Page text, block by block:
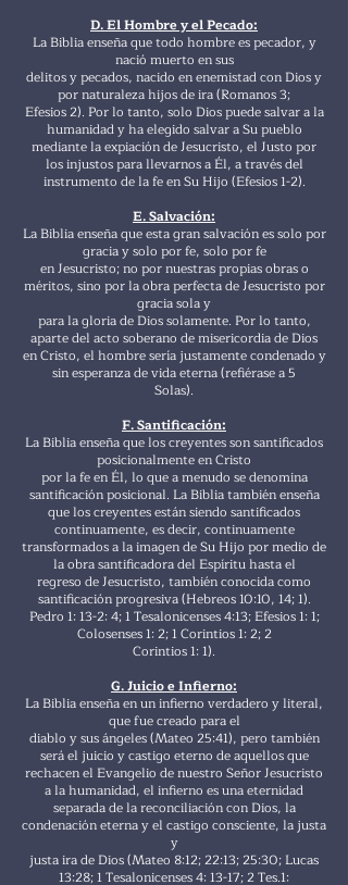
D. El Hombre y el Pecado:
La Biblia enseña que todo hombre es pecador, y
nació muerto en sus
delitos y pecados, nacido en enemistad con Dios y
por naturaleza hijos de ira (Romanos 3;
Efesios 2). Por lo tanto, solo Dios puede salvar a la
humanidad y ha elegido salvar a Su pueblo
mediante la expiación de Jesucristo, el Justo por
los injustos para llevarnos a Él, a través del
instrumento de la fe en Su Hijo (Efesios 1-2).
E. Salvación:
La Biblia enseña que esta gran salvación es solo por
gracia y solo por fe, solo por fe
en Jesucristo; no por nuestras propias obras o
méritos, sino por la obra perfecta de Jesucristo por
gracia sola y
para la gloria de Dios solamente. Por lo tanto,
aparte del acto soberano de misericordia de Dios
en Cristo, el hombre sería justamente condenado y
sin esperanza de vida eterna (refiérase a 5
Solas).
F. Santificación:
La Biblia enseña que los creyentes son santificados
posicionalmente en Cristo
por la fe en Él, lo que a menudo se denomina
santificación posicional. La Biblia también enseña
que los creyentes están siendo santificados
continuamente, es decir, continuamente
transformados a la imagen de Su Hijo por medio de
la obra santificadora del Espíritu hasta el
regreso de Jesucristo, también conocida como
santificación progresiva (Hebreos 10:10, 14; 1).
Pedro 1: 13-2: 4; 1 Tesalonicenses 4:13; Efesios 1: 1;
Colosenses 1: 2; 1 Corintios 1: 2; 2
Corintios 1: 1).
G. Juicio e Infierno:
La Biblia enseña en un infierno verdadero y literal,
que fue creado para el
diablo y sus ángeles (Mateo 25:41), pero también
será el juicio y castigo eterno de aquellos que
rechacen el Evangelio de nuestro Señor Jesucristo
a la humanidad, el infierno es una eternidad
separada de la reconciliación con Dios, la
condenación eterna y el castigo consciente, la justa
y
justa ira de Dios (Mateo 8:12; 22:13; 25:30; Lucas
13:28; 1 Tesalonicenses 4: 13-17; 2 Tes.1: